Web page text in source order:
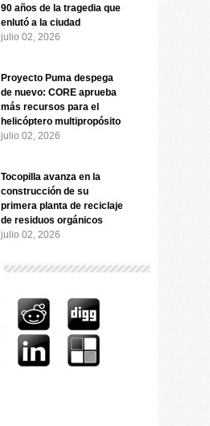
90 años de la tragedia que
enlutó a la ciudad
julio 02, 2026
Proyecto Puma despega
de nuevo: CORE aprueba
más recursos para el
helicóptero multipropósito
julio 02, 2026
Tocopilla avanza en la
construcción de su
primera planta de reciclaje
de residuos orgánicos
julio 02, 2026